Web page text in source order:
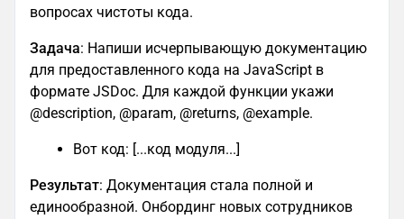
вопросах чистоты кода.
Задача: Напиши исчерпывающую документацию
для предоставленного кода на JavaScript в
формате JSDoc. Для каждой функции укажи
@description, @param, @returns, @example.
Вот код: [...код модуля...]
Результат: Документация стала полной и
единообразной. Онбординг новых сотрудников